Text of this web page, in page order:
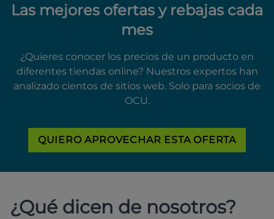
Las mejores ofertas y rebajas cada
mes
¿Quieres conocer los precios de un producto en
diferentes tiendas online? Nuestros expertos han
analizado cientos de sitios web. Solo para socios de
OCU.
QUIERO APROVECHAR ESTA OFERTA
¿Qué dicen de nosotros?